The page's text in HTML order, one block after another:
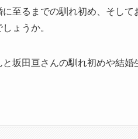
至るまでの馴れ初め、そし
ょうか。
坂田亘さんの馴れ初めや結